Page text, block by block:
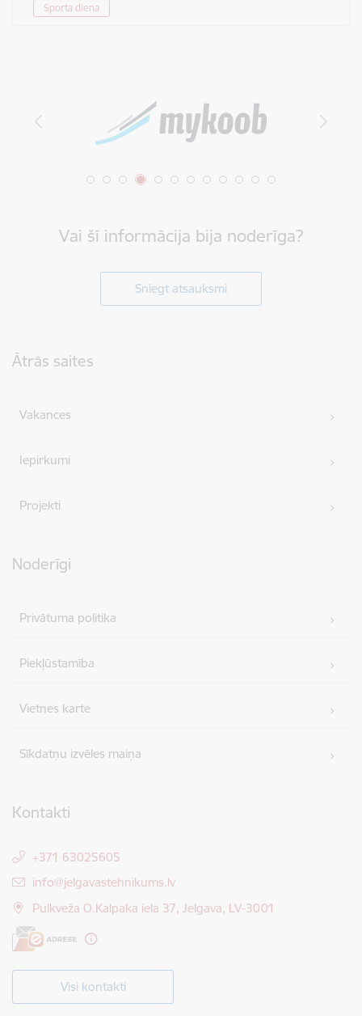
Sporta diena
Vai šī informācija bija noderīga?
Sniegt atsauksmi
Ātrās saites
Vakances
Iepirkumi
Projekti
Noderīgi
Privātuma politika
Piekļūstamība
Vietnes karte
Sīkdatņu izvēles maiņa
Kontakti
+371 63025605
E-pasts:
info@jelgavastehnikums.lv
Pulkveža O.Kalpaka iela 37, Jelgava, LV-3001
Visi kontakti